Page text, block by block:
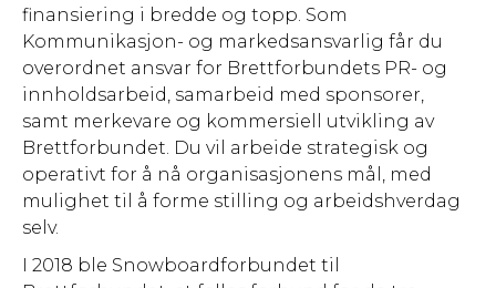
finansiering i bredde og topp. Som
Kommunikasjon- og markedsansvarlig får du
overordnet ansvar for Brettforbundets PR- og
innholdsarbeid, samarbeid med sponsorer,
samt merkevare og kommersiell utvikling av
Brettforbundet. Du vil arbeide strategisk og
operativt for å nå organisasjonens mål, med
mulighet til å forme stilling og arbeidshverdag
selv.
I 2018 ble Snowboardforbundet til